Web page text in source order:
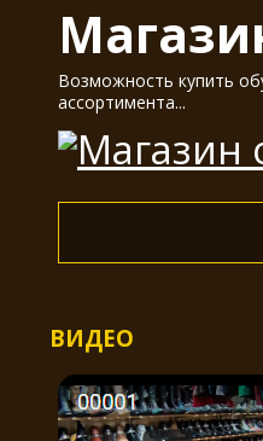
Возможность купить
ассортимента...
ВИДЕО